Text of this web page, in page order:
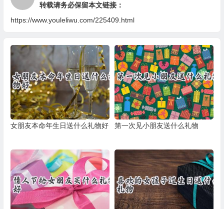
转载请务必保留本文链接：
https://www.youleliwu.com/225409.html
女朋友本命年生日送什么礼物好 第一次见小朋友送什么礼物